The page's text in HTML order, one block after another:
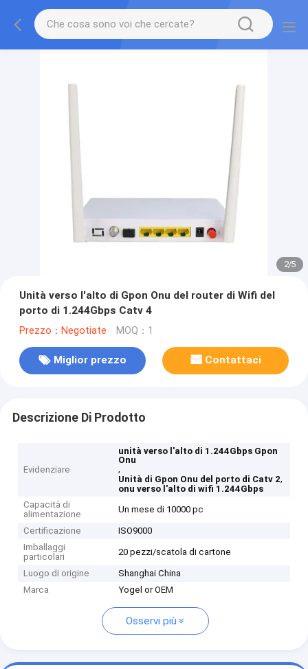
2/5
Unità verso l'alto di Gpon Onu del router di Wifi del
porto di 1.244Gbps Catv 4
Prezzo：Negotiate MOQ：1
Miglior prezzo Contattaci
Descrizione Di Prodotto
Evidenziare
unità verso l'alto di 1.244Gbps Gpon
Onu
,
Unità di Gpon Onu del porto di Catv 2,
onu verso l'alto di wifi 1.244Gbps
Capacità di
alimentazione
Un mese di 10000 pc
Certificazione
ISO9000
Imballaggi
particolari
20 pezzi/scatola di cartone
Luogo di origine
Shanghai China
Marca
Yogel or OEM
Osservi più